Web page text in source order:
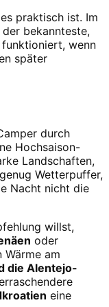
praktisch ist. Im
bekannteste,
wenn
später
durch
Hochsaison-
Landschaften,
Wetterpuffer,
Nacht nicht die
willst,
oder
Wärme am
die Alentejo-
eine